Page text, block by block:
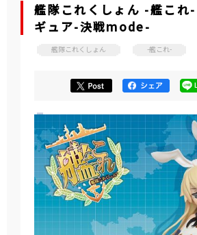
艦隊これくしょん -艦こ
ギュア-決戦mode-
艦隊これくしょん -艦これ-